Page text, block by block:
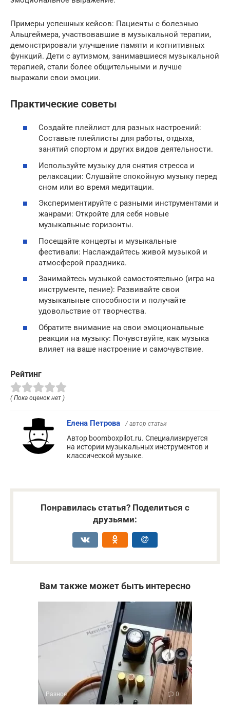
Примеры успешных кейсов: Пациенты с болезнью
Альцгеймера, участвовавшие в музыкальной терапии,
демонстрировали улучшение памяти и когнитивных
функций. Дети с аутизмом, занимавшиеся музыкальной
терапией, стали более общительными и лучше
выражали свои эмоции.
Практические советы
Создайте плейлист для разных настроений:
Составьте плейлисты для работы, отдыха,
занятий спортом и других видов деятельности.
Используйте музыку для снятия стресса и
релаксации: Слушайте спокойную музыку перед
сном или во время медитации.
Экспериментируйте с разными инструментами и
жанрами: Откройте для себя новые
музыкальные горизонты.
Посещайте концерты и музыкальные
фестивали: Наслаждайтесь живой музыкой и
атмосферой праздника.
Занимайтесь музыкой самостоятельно (игра на
инструменте, пение): Развивайте свои
музыкальные способности и получайте
удовольствие от творчества.
Обратите внимание на свои эмоциональные
реакции на музыку: Почувствуйте, как музыка
влияет на ваше настроение и самочувствие.
Рейтинг
( Пока оценок нет )
Елена Петрова / автор статьи
Автор boomboxpilot.ru. Специализируется
на истории музыкальных инструментов и
классической музыке.
Понравилась статья? Поделиться с
друзьями:
Вам также может быть интересно
Разное 0